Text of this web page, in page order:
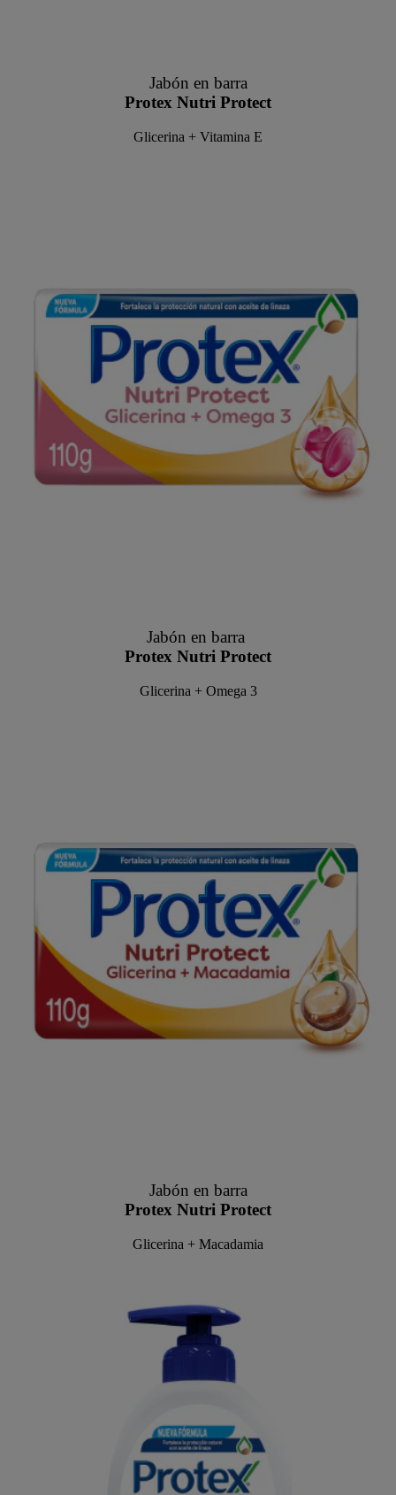
Jabón en barra
Protex Nutri Protect
Glicerina + Vitamina E
Jabón en barra
Protex Nutri Protect
Glicerina + Omega 3
Jabón en barra
Protex Nutri Protect
Glicerina + Macadamia